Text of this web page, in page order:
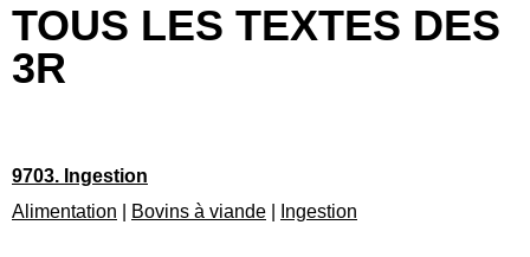
TOUS LES TEXTES DES
3R
9703. Ingestion
Alimentation
Bovins à viande Ingestion